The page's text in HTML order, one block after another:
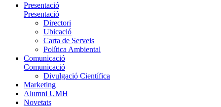
Presentació
Presentació
Directori
Ubicació
Carta de Serveis
Política Ambiental
Comunicació
Comunicació
Divulgació Científica
Marketing
Alumni UMH
Novetats